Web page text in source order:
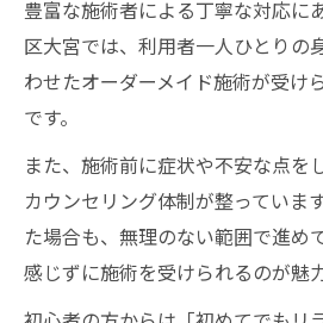
豊富な施術者による丁寧な対応に
区大宮では、利用者一人ひとりの
わせたオーダーメイド施術が受け
です。
また、施術前に症状や不安な点を
カウンセリング体制が整っていま
た場合も、無理のない範囲で進め
感じずに施術を受けられるのが魅力